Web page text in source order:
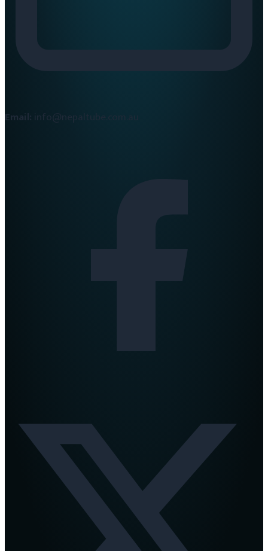
Email: